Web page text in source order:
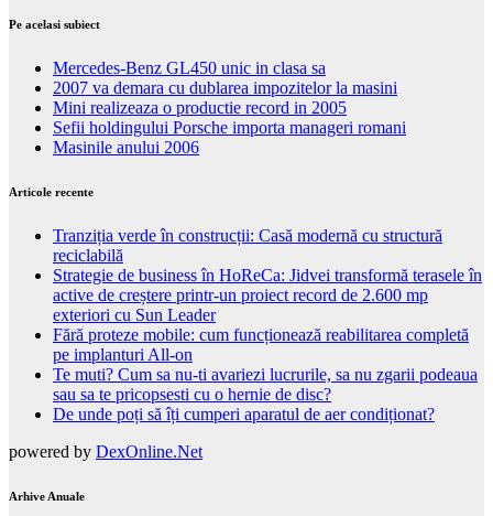
Pe acelasi subiect
Mercedes-Benz GL450 unic in clasa sa
2007 va demara cu dublarea impozitelor la masini
Mini realizeaza o productie record in 2005
Sefii holdingului Porsche importa manageri romani
Masinile anului 2006
Articole recente
Tranziția verde în construcții: Casă modernă cu structură
reciclabilă
Strategie de business în HoReCa: Jidvei transformă terasele în
active de creștere printr-un proiect record de 2.600 mp
exteriori cu Sun Leader
Fără proteze mobile: cum funcționează reabilitarea completă
pe implanturi All-on
Te muti? Cum sa nu-ti avariezi lucrurile, sa nu zgarii podeaua
sau sa te pricopsesti cu o hernie de disc?
De unde poți să îți cumperi aparatul de aer condiționat?
powered by DexOnline.Net
Arhive Anuale